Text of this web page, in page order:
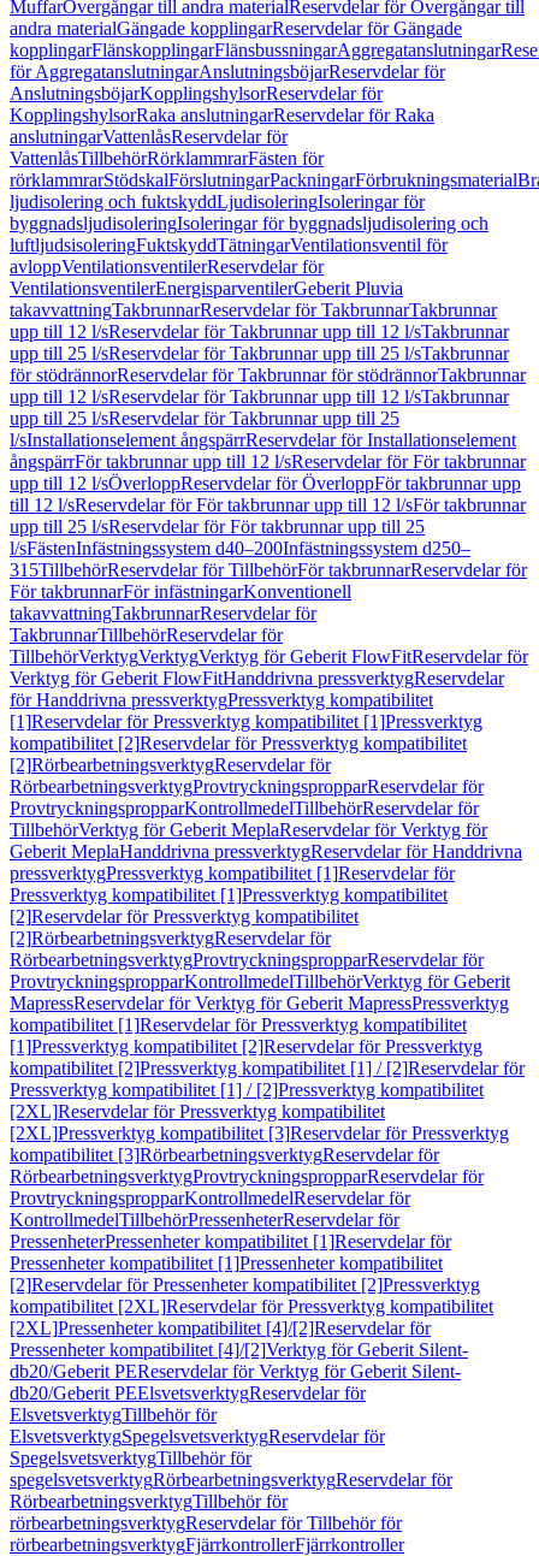
MuffarÖvergångar till andra materialReservdelar för Övergångar till
andra materialGängade kopplingarReservdelar för Gängade
kopplingarFlänskopplingarFlänsbussningarAggregatanslutningar
för AggregatanslutningarAnslutningsböjarReservdelar för
AnslutningsböjarKopplingshylsorReservdelar för
KopplingshylsorRaka anslutningarReservdelar för Raka
anslutningarVattenlåsReservdelar för
VattenlåsTillbehörRörklammrarFästen för
rörklammrarStödskalFörslutningarPackningarFörbrukningsmaterial
ljudisolering och fuktskyddLjudisoleringIsoleringar för
byggnadsljudisoleringIsoleringar för byggnadsljudisolering och
luftljudsisoleringFuktskyddTätningarVentilationsventil för
avloppVentilationsventilerReservdelar för
VentilationsventilerEnergisparventilerGeberit Pluvia
takavvattningTakbrunnarReservdelar för TakbrunnarTakbrunnar
upp till 12 l/sReservdelar för Takbrunnar upp till 12 l/sTakbrunnar
upp till 25 l/sReservdelar för Takbrunnar upp till 25 l/sTakbrunnar
för stödrännorReservdelar för Takbrunnar för stödrännorTakbrunnar
upp till 12 l/sReservdelar för Takbrunnar upp till 12 l/sTakbrunnar
upp till 25 l/sReservdelar för Takbrunnar upp till 25
l/sInstallationselement ångspärrReservdelar för Installationselement
ångspärrFör takbrunnar upp till 12 l/sReservdelar för För takbrunnar
upp till 12 l/sÖverloppReservdelar för ÖverloppFör takbrunnar upp
till 12 l/sReservdelar för För takbrunnar upp till 12 l/sFör takbrunnar
upp till 25 l/sReservdelar för För takbrunnar upp till 25
l/sFästenInfästningssystem d40–200Infästningssystem d250–
315TillbehörReservdelar för TillbehörFör takbrunnarReservdelar för
För takbrunnarFör infästningarKonventionell
takavvattningTakbrunnarReservdelar för
TakbrunnarTillbehörReservdelar för
TillbehörVerktygVerktygVerktyg för Geberit FlowFitReservdelar för
Verktyg för Geberit FlowFitHanddrivna pressverktygReservdelar
för Handdrivna pressverktygPressverktyg kompatibilitet
[1]Reservdelar för Pressverktyg kompatibilitet [1]Pressverktyg
kompatibilitet [2]Reservdelar för Pressverktyg kompatibilitet
[2]RörbearbetningsverktygReservdelar för
RörbearbetningsverktygProvtryckningspropparReservdelar för
ProvtryckningspropparKontrollmedelTillbehörReservdelar för
TillbehörVerktyg för Geberit MeplaReservdelar för Verktyg för
Geberit MeplaHanddrivna pressverktygReservdelar för Handdrivna
pressverktygPressverktyg kompatibilitet [1]Reservdelar för
Pressverktyg kompatibilitet [1]Pressverktyg kompatibilitet
[2]Reservdelar för Pressverktyg kompatibilitet
[2]RörbearbetningsverktygReservdelar för
RörbearbetningsverktygProvtryckningspropparReservdelar för
ProvtryckningspropparKontrollmedelTillbehörVerktyg för Geberit
MapressReservdelar för Verktyg för Geberit MapressPressverktyg
kompatibilitet [1]Reservdelar för Pressverktyg kompatibilitet
[1]Pressverktyg kompatibilitet [2]Reservdelar för Pressverktyg
kompatibilitet [2]Pressverktyg kompatibilitet [1] / [2]Reservdelar för
Pressverktyg kompatibilitet [1] / [2]Pressverktyg kompatibilitet
[2XL]Reservdelar för Pressverktyg kompatibilitet
[2XL]Pressverktyg kompatibilitet [3]Reservdelar för Pressverktyg
kompatibilitet [3]RörbearbetningsverktygReservdelar för
RörbearbetningsverktygProvtryckningspropparReservdelar för
ProvtryckningspropparKontrollmedelReservdelar för
KontrollmedelTillbehörPressenheterReservdelar för
PressenheterPressenheter kompatibilitet [1]Reservdelar för
Pressenheter kompatibilitet [1]Pressenheter kompatibilitet
[2]Reservdelar för Pressenheter kompatibilitet [2]Pressverktyg
kompatibilitet [2XL]Reservdelar för Pressverktyg kompatibilitet
[2XL]Pressenheter kompatibilitet [4]/[2]Reservdelar för
Pressenheter kompatibilitet [4]/[2]Verktyg för Geberit Silent-
db20/Geberit PEReservdelar för Verktyg för Geberit Silent-
db20/Geberit PEElsvetsverktygReservdelar för
ElsvetsverktygTillbehör för
ElsvetsverktygSpegelsvetsverktygReservdelar för
SpegelsvetsverktygTillbehör för
spegelsvetsverktygRörbearbetningsverktygReservdelar för
RörbearbetningsverktygTillbehör för
rörbearbetningsverktygReservdelar för Tillbehör för
rörbearbetningsverktygFjärrkontrollerFjärrkontroller